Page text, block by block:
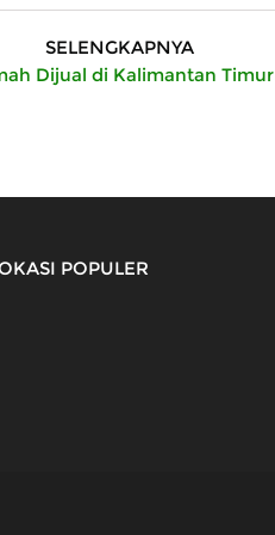
SELENGKAPNYA
Dijual di Kalimantan Timur
POPULER